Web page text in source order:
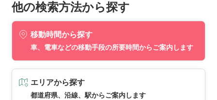
他の検索方法から探す
移動時間から探す
車、電車などの移動手段の所要時間からご案内します
エリアから探す
都道府県、沿線、駅からご案内します